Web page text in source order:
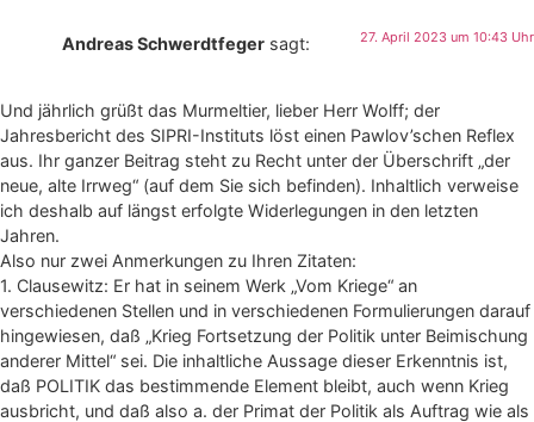
Andreas Schwerdtfeger sagt: 27. April 2023 um 10:43 Uhr
Und jährlich grüßt das Murmeltier, lieber Herr Wolff; der
Jahresbericht des SIPRI-Instituts löst einen Pawlov’schen Reflex
aus. Ihr ganzer Beitrag steht zu Recht unter der Überschrift „der
neue, alte Irrweg“ (auf dem Sie sich befinden). Inhaltlich verweise
ich deshalb auf längst erfolgte Widerlegungen in den letzten
Jahren.
Also nur zwei Anmerkungen zu Ihren Zitaten:
1. Clausewitz: Er hat in seinem Werk „Vom Kriege“ an
verschiedenen Stellen und in verschiedenen Formulierungen darauf
hingewiesen, daß „Krieg Fortsetzung der Politik unter Beimischung
anderer Mittel“ sei. Die inhaltliche Aussage dieser Erkenntnis ist,
daß POLITIK das bestimmende Element bleibt, auch wenn Krieg
ausbricht, und daß also a. der Primat der Politik als Auftrag wie als